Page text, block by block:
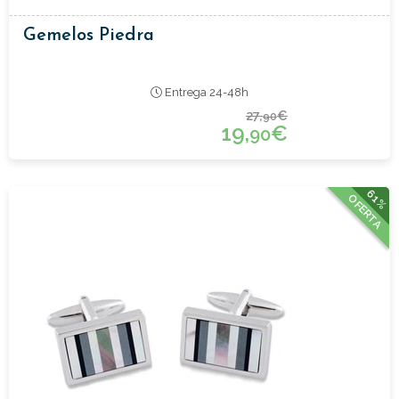
Gemelos Piedra
Entrega 24-48h
27,90€
19,90€
61%
OFERTA